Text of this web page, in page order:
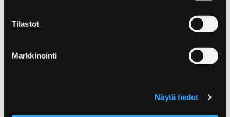
Tilastot
Markkinointi
Näytä tiedot
Reposaari
Machen Sie eine Pilgertour zur Stätte der